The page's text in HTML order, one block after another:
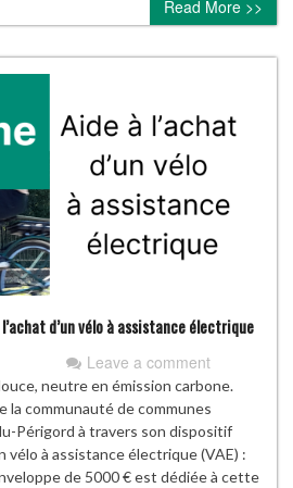
Read More >>
d’un vélo à assistance électrique
Leave a comment
neutre en émission carbone.
la communauté de communes
Périgord à travers son dispositif
vélo à assistance électrique (VAE) :
de 5000 € est dédiée à cette